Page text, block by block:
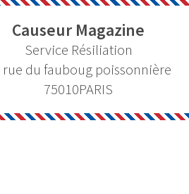
Causeur Magazine
Service Résiliation
rue du fauboug poissonnière
75010PARIS